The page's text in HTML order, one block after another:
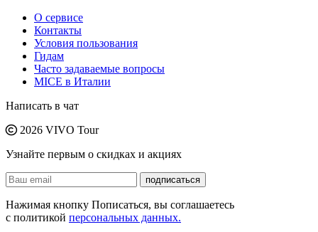
О сервисе
Контакты
Условия пользования
Гидам
Часто задаваемые вопросы
MICE в Италии
Написать в чат
2026 VIVO Tour
Узнайте первым о скидках и акциях
подписаться
Нажимая кнопку Пописаться, вы соглашаетесь
с политикой персональных данных.